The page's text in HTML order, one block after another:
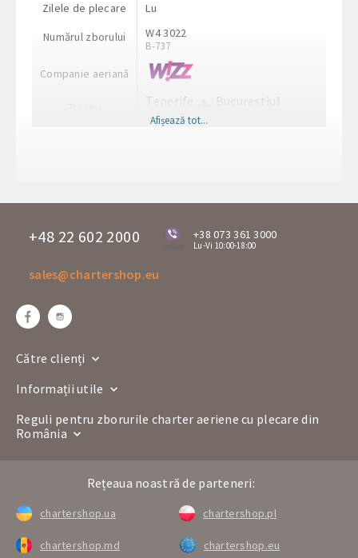
Zilele de plecare
Numărul zborului
Companie aeriană
Lu
W4 3022
B-737
Tenerife Bucureștiul
Ora de plecare
A-320
Companie aeriană
Traseu
Ora de plecare
A-320
TFS
OTP
Afișează tot...
+48 22 602 2000
online
+38 073 361 3000
Lu-Vi 10:00-18:00
sales@chartershop.eu
Către clienți
Informații utile
Reguli pentru zborurile charter aeriene cu plecare din
România
Rețeaua noastră de parteneri:
chartershop.ua chartershop.pl
chartershop.md chartershop.eu